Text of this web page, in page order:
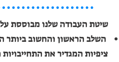
שיטת העבודה שלנו מבוססת
השלב הראשון והחשוב ביותר
ציפיות המגדיר את